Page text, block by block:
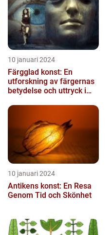
10 januari 2024
Färgglad konst: En
utforskning av färgernas
betydelse och uttryck i
10 januari 2024
Antikens konst: En Resa
Genom Tid och Skönhet